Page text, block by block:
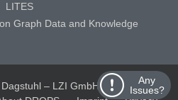
Any
Issues?
LITES
Graph Data and Knowledge
– LZI GmbH
Schloss